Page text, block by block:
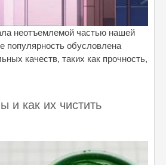
неотъемлемой частью нашей
популярность обусловлена
качеств, таких как прочность,
и как их чистить